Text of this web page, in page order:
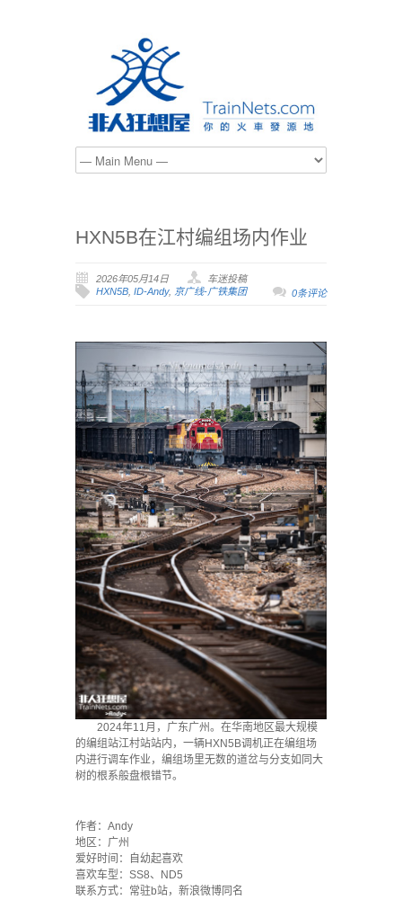
HXN5B在江村编组场内作业
2026年05月14日
车迷投稿
HXN5B, ID-Andy, 京广线-广铁集团 0条评论
2024年11月，广东广州。在华南地区最大规模
的编组站江村站站内，一辆HXN5B调机正在编组场
内进行调车作业，编组场里无数的道岔与分支如同大
树的根系般盘根错节。
作者：Andy
地区：广州
爱好时间：自幼起喜欢
喜欢车型：SS8、ND5
联系方式：常驻b站，新浪微博同名